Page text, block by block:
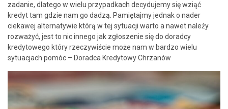
zadanie, dlatego w wielu przypadkach decydujemy się wziąć
kredyt tam gdzie nam go dadzą. Pamiętajmy jednak o nader
ciekawej alternatywie którą w tej sytuacji warto a nawet należy
rozważyć, jest to nic innego jak zgłoszenie się do doradcy
kredytowego który rzeczywiście może nam w bardzo wielu
sytuacjach pomóc – Doradca Kredytowy Chrzanów